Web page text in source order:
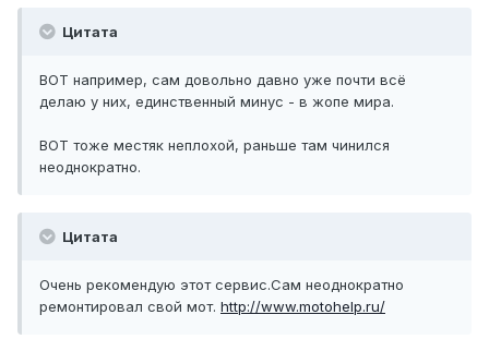
Цитата
ВОТ например, сам довольно давно уже почти всё
делаю у них, единственный минус - в жопе мира.
ВОТ тоже местяк неплохой, раньше там чинился
неоднократно.
Цитата
Очень рекомендую этот сервис.Сам неоднократно
ремонтировал свой мот. http://www.motohelp.ru/